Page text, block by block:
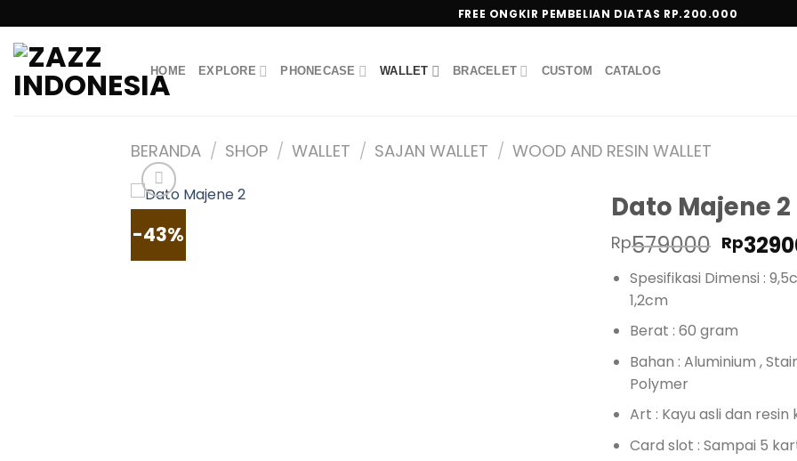
to
content
FREE ONGKIR PEMBELIAN DIATAS RP.200.000
HOME EXPLORE PHONECASE WALLET BRACELET CUSTOM CATALOG
BERANDA / SHOP / WALLET / SAJAN WALLET / WOOD AND RESIN WALLET
-43%
Dato Majene 2
Rp579000 Harga
aslinya
Rp
Spesifikasi Dimensi :
1,2cm
Berat : 60 gram
Bahan : Aluminium ,
Polymer
Art : Kayu asli dan resin
Card slot : Sampai 5